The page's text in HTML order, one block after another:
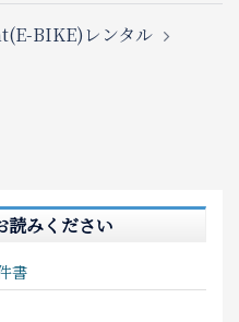
BIKE)レンタル
読みください
書